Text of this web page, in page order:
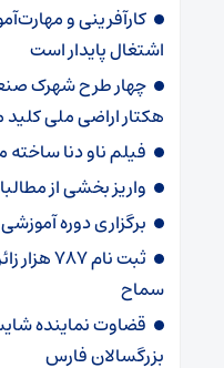
کارآفرینی و
اشتغال پایدار است
هکتار اراضی ملی
فیلم ناو دنا
واریز بخشی از
برگزاری دوره
ثبت نام
سماح
قضاوت نماینده
بزرگسالان فارس